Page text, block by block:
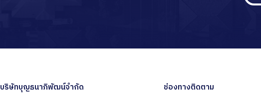
บริษัทบุญธนาภิพัฒน์จำกัด ช่องทางติดตาม